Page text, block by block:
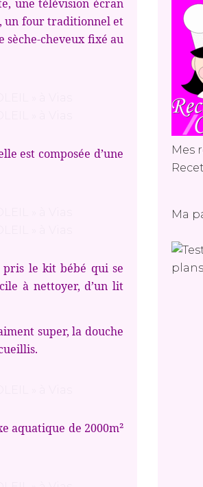
une télévision écran
un four traditionnel et
sèche-cheveux fixé au
est composée d’une
pris le kit bébé qui se
à nettoyer, d’un lit
super, la douche
aquatique de 2000m²
Mes
Ma